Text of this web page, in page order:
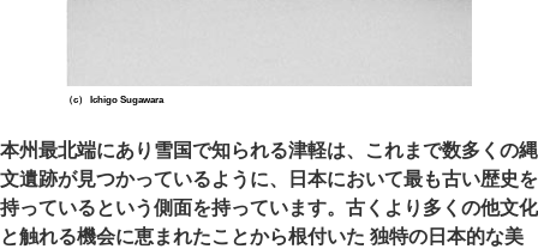
（c） Ichigo Sugawara
本州最北端にあり雪国で知られる津軽は、これまで数多くの縄
文遺跡が見つかっているように、日本において最も古い歴史を
持っているという側面を持っています。古くより多くの他文化
と触れる機会に恵まれたことから根付いた 独特の日本的な美